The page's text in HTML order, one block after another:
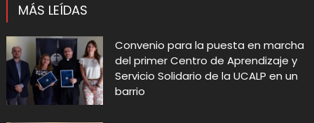
MÁS LEÍDAS
Convenio para la puesta en marcha
del primer Centro de Aprendizaje y
Servicio Solidario de la UCALP en un
barrio